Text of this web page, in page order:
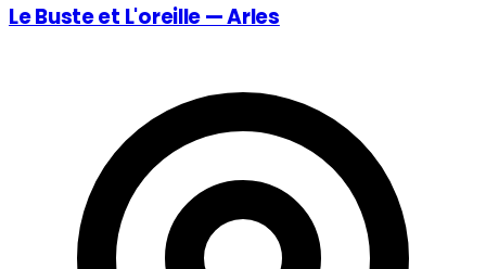
Le Buste et L'oreille — Arles